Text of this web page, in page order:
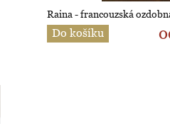
Raina - francouzská
Do košíku